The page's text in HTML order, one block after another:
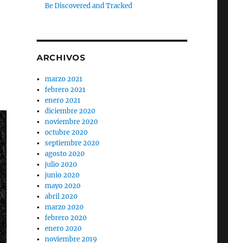
Be Discovered and Tracked
ARCHIVOS
marzo 2021
febrero 2021
enero 2021
diciembre 2020
noviembre 2020
octubre 2020
septiembre 2020
agosto 2020
julio 2020
junio 2020
mayo 2020
abril 2020
marzo 2020
febrero 2020
enero 2020
noviembre 2019